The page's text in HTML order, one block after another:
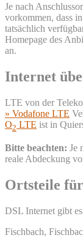
Je nach
vorkommen, dass
tatsächlich
Homepage des
an.
Internet
LTE von der
» Vodafone LTE
O2 LTE ist in
Bitte beachten: Je
reale Abdeckung
Ortsteile
DSL Internet gibt
Fischbach,